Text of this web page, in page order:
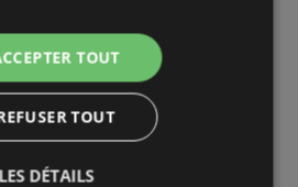
Store
TOUT
TOUT
DÉTAILS